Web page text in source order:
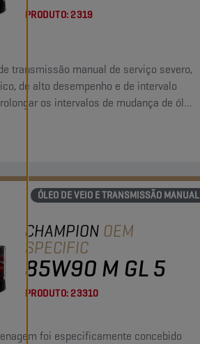
PRODUTO:2319
transmissão manual de serviço severo,
de alto desempenho e de intervalo
os intervalos de mudança de óleo
ÓLEO DE VEIO E TRANSMISSÃO MANUAL
CHAMPION OEM
SPECIFIC
85W90 M GL 5
PRODUTO:23310
foi especificamente concebido